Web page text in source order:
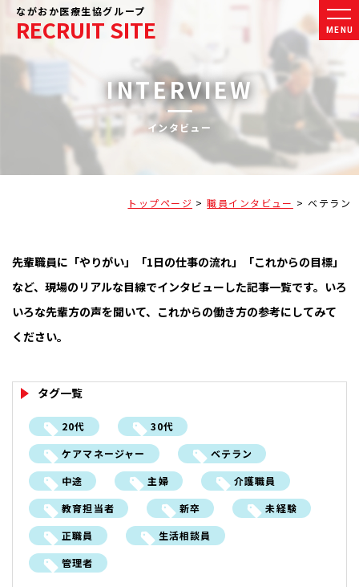
ながおか医療生協グループ
RECRUIT SITE MENU
INTERVIEW
インタビュー
トップページ >職員インタビュー >ベテラン
先輩職員に「やりがい」「1日の仕事の流れ」「これからの目標」
など、現場のリアルな目線でインタビューした記事一覧です。いろ
いろな先輩方の声を聞いて、これからの働き方の参考にしてみて
ください。
タグ一覧
20代
30代
ケアマネージャー
ベテラン
中途
主婦
介護職員
教育担当者
新卒
未経験
正職員
生活相談員
管理者